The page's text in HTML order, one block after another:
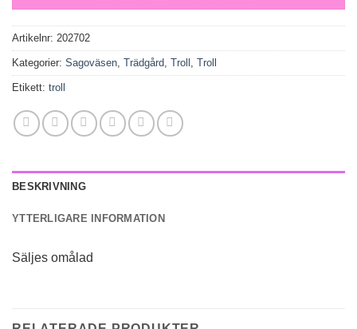
Artikelnr: 202702
Kategorier: Sagoväsen, Trädgård, Troll , Troll
Etikett: troll
BESKRIVNING
YTTERLIGARE INFORMATION
Säljes omålad